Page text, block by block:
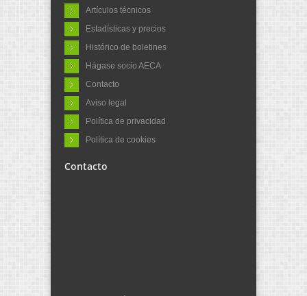
Artículos técnicos
Estadísticas y precios
Histórico de boletines
Hágase socio AECA
Contacto
Aviso legal
Política de privacidad
Política de cookies
Contacto